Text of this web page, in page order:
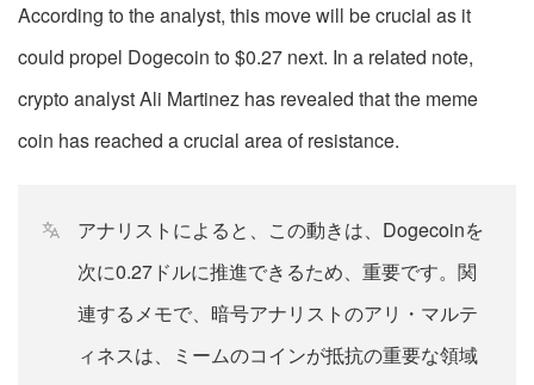
According to the analyst, this move will be crucial as it
could propel Dogecoin to $0.27 next. In a related note,
crypto analyst Ali Martinez has revealed that the meme
coin has reached a crucial area of resistance.
アナリストによると、この動きは、Dogecoinを
次に0.27ドルに推進できるため、重要です。関
連するメモで、暗号アナリストのアリ・マルテ
ィネスは、ミームのコインが抵抗の重要な領域